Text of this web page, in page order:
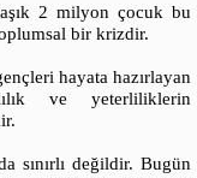
2 milyon çocuk bu
bir krizdir.
hayata hazırlayan
ve yeterliliklerin
sınırlı değildir. Bugün